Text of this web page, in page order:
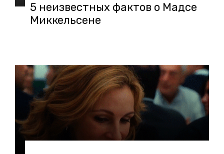
5 неизвестных фактов о Мадсе
Миккельсене